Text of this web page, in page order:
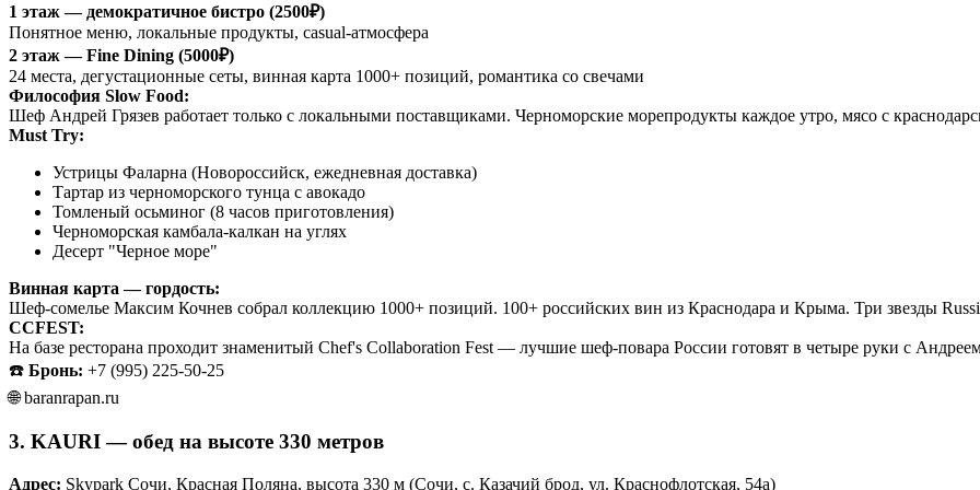
1 этаж — демократичное бистро (2500₽)
Понятное меню, локальные продукты, casual-атмосфера
2 этаж — Fine Dining (5000₽)
24 места, дегустационные сеты, винная карта 1000+ позиций, романтика со свечами
Философия Slow Food:
Шеф Андрей Грязев работает только с локальными поставщиками. Черноморские морепродукты каждое утро, мясо с
Must Try:
Устрицы Фаларна (Новороссийск, ежедневная доставка)
Тартар из черноморского тунца с авокадо
Томленый осьминог (8 часов приготовления)
Черноморская камбала-калкан на углях
Десерт "Черное море"
Винная карта — гордость:
Шеф-сомелье Максим Кочнев собрал коллекцию 1000+ позиций. 100+ российских вин из Краснодара и Крыма. Три звезды
CCFEST:
На базе ресторана проходит знаменитый Chef's Collaboration Fest — лучшие шеф-повара России готовят в четыре руки с
☎️ Бронь: +7 (995) 225-50-25
🌐 baranrapan.ru
3. KAURI — обед на высоте 330 метров
Адрес: Skypark Сочи, Красная Поляна, высота 330 м (Сочи, с. Казачий брод, ул. Краснофлотская, 54а)